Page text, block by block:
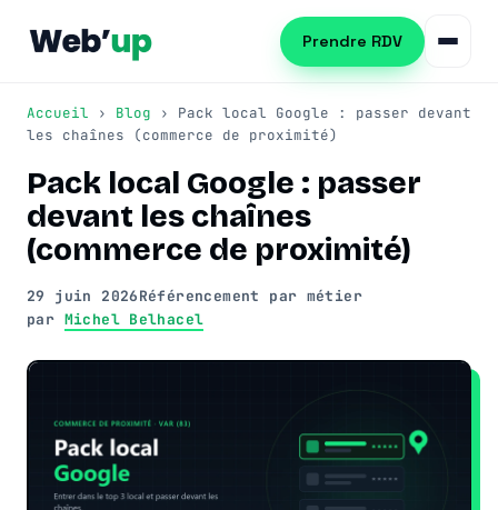
Prendre RDV
Référencement naturel
SEO local
Audit SEO
Formation SEO
Création de site web
Publicité Google Ads
Référencement IA (GEO)
Automatiser les tâches PME
Accueil › Blog › Pack local Google : passer devant
les chaînes (commerce de proximité)
Pack local Google : passer
devant les chaînes
(commerce de proximité)
29 juin 2026Référencement par métier
par Michel Belhacel